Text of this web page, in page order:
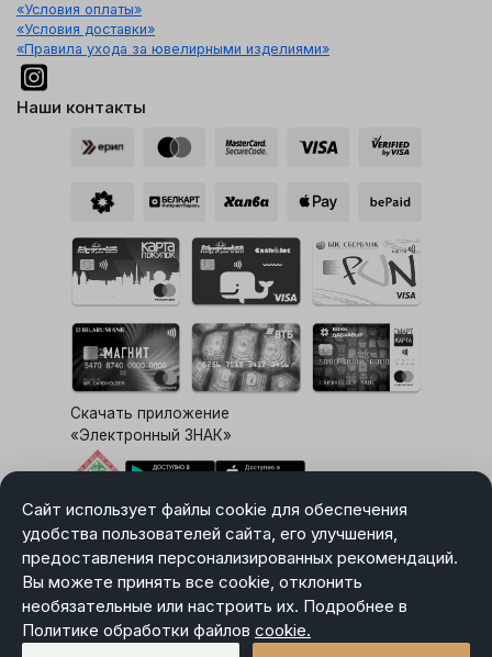
Сайт использует файлы cookie для обеспечения
удобства пользователей сайта, его улучшения,
предоставления персонализированных рекомендаций.
Вы можете принять все cookie, отклонить
необязательные или настроить их. Подробнее в
Политике обработки файлов cookie.
«Условия оплаты»
«Условия доставки»
«Правила ухода за ювелирными изделиями»
Наши контакты
Скачать приложение
«Электронный ЗНАК»
Выбор настроек Cookie
Карта сайта
Политика в отношении обработки персональных данных
Пользовательское соглашение